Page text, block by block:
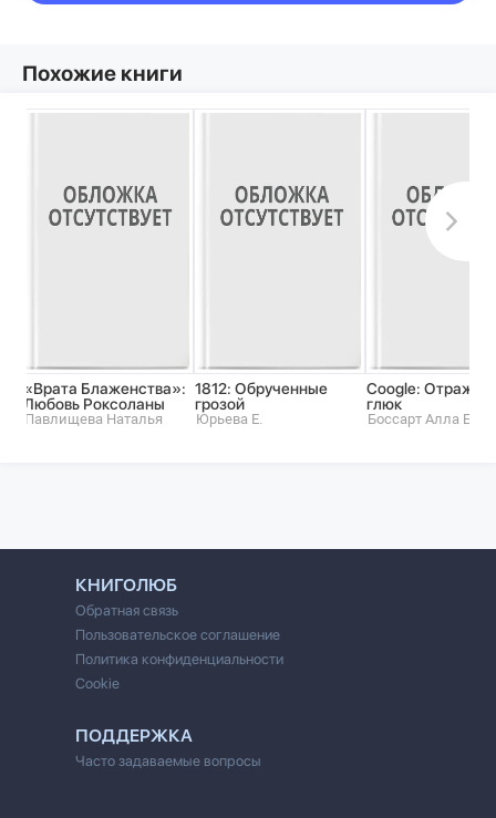
Похожие книги
«Врата Блаженства»:
Любовь Роксоланы
Павлищева Наталья
1812: Обрученные
грозой
Юрьева Е.
Coogle:
глюк
Боссарт Алла
КНИГОЛЮБ
Обратная связь
Пользовательское соглашение
Политика конфиденциальности
Cookie
ПОДДЕРЖКА
Часто задаваемые вопросы